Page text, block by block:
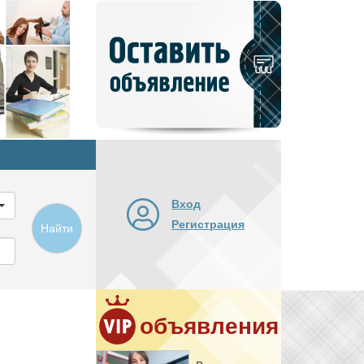
объявление
Найти
Вход
Регистрация
объявления